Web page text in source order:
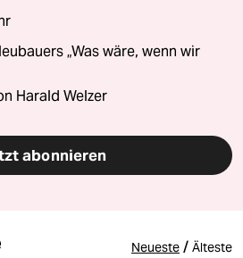
„Was wäre, wenn wir
Harald Welzer
abonnieren
Neueste / Älteste